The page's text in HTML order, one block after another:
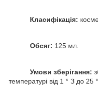
Класифікація:
Обсяг: 125 мл.
Умови зберігання:
температурі від 1 ° З до 25